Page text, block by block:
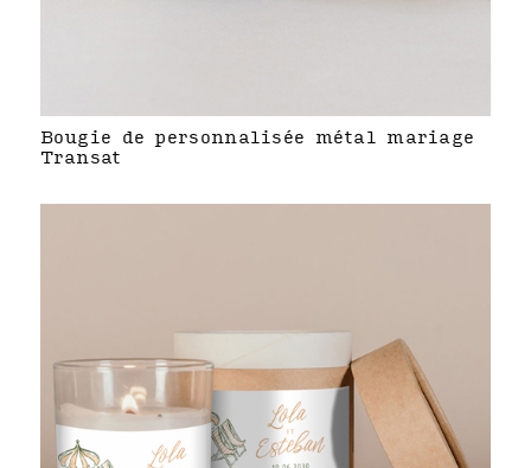
Bougie de personnalisée métal mariage
Transat